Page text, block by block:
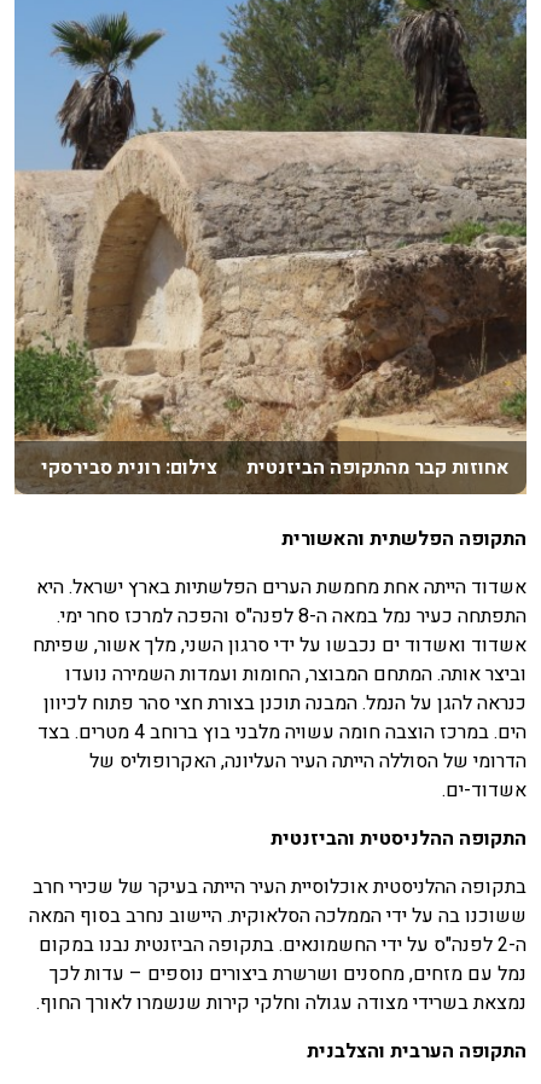
אחוזות קבר מהתקופה הביזנטית צילום: רונית סבירסקי
התקופה הפלשתית והאשורית
אשדוד הייתה אחת מחמשת הערים הפלשתיות בארץ ישראל. היא
התפתחה כעיר נמל במאה ה-8 לפנה"ס והפכה למרכז סחר ימי.
אשדוד ואשדוד ים נכבשו על ידי סרגון השני, מלך אשור, שפיתח
וביצר אותה. המתחם המבוצר, החומות ועמדות השמירה נועדו
כנראה להגן על הנמל. המבנה תוכנן בצורת חצי סהר פתוח לכיוון
הים. במרכז הוצבה חומה עשויה מלבני בוץ ברוחב 4 מטרים. בצד
הדרומי של הסוללה הייתה העיר העליונה, האקרופוליס של
אשדוד-ים.
התקופה ההלניסטית והביזנטית
בתקופה ההלניסטית אוכלוסיית העיר הייתה בעיקר של שכירי חרב
ששוכנו בה על ידי הממלכה הסלאוקית. היישוב נחרב בסוף המאה
ה-2 לפנה"ס על ידי החשמונאים. בתקופה הביזנטית נבנו במקום
נמל עם מזחים, מחסנים ושרשרת ביצורים נוספים – עדות לכך
נמצאת בשרידי מצודה עגולה וחלקי קירות שנשמרו לאורך החוף.
התקופה הערבית והצלבנית